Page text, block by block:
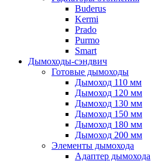
Buderus
Kermi
Prado
Purmo
Smart
Дымоходы-сэндвич
Готовые дымоходы
Дымоход 110 мм
Дымоход 120 мм
Дымоход 130 мм
Дымоход 150 мм
Дымоход 180 мм
Дымоход 200 мм
Элементы дымохода
Адаптер дымохода